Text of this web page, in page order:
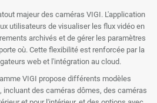
majeur des caméras VIGI. L'application
utilisateurs de visualiser les flux vidéo en
archivés et de gérer les paramètres
où. Cette flexibilité est renforcée par la
web et l'intégration au cloud.
VIGI propose différents modèles
des caméras dômes, des caméras